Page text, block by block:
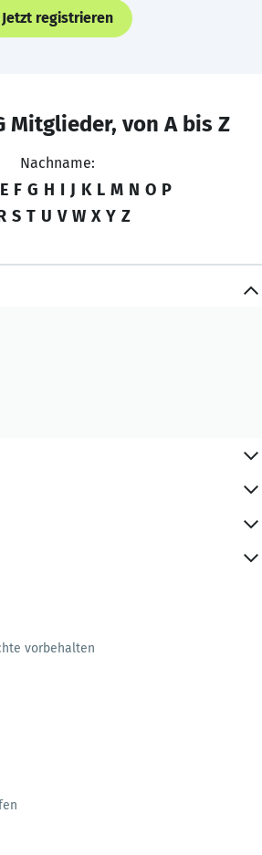
Jetzt registrieren
Mitglieder, von A bis Z
Nachname:
E F G H I J K L M N O P
S T U V W X Y Z
vorbehalten